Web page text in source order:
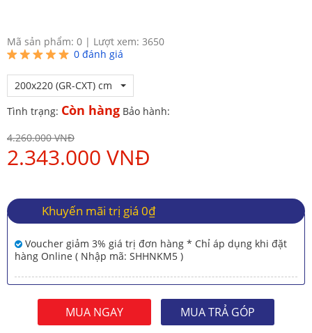
Mã sản phẩm: 0 | Lượt xem: 3650
0 đánh giá
200x220 (GR-CXT) cm
Tình trạng: Còn hàng Bảo hành:
4.260.000 VNĐ
2.343.000 VNĐ
Khuyến mãi trị giá 0₫
Voucher giảm 3% giá trị đơn hàng * Chỉ áp dụng khi đặt
hàng Online ( Nhập mã: SHHNKM5 )
MUA NGAY MUA TRẢ GÓP